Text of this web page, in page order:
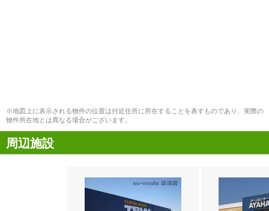
※地図上に表示される物件の位置は付近住所に所在することを表すものであり、実際の
物件所在地とは異なる場合がございます。
周辺施設